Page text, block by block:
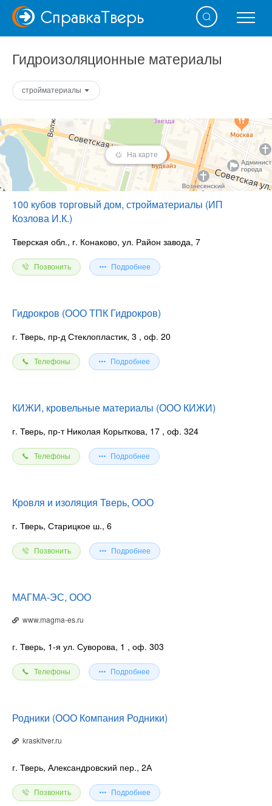
СправкаТверь
Гидроизоляционные материалы
стройматериалы
На карте
100 кубов торговый дом, стройматериалы (ИП
Козлова И.К.)
Тверская обл., г. Конаково, ул. Район завода, 7
Позвонить Подробнее
Гидрокров (ООО ТПК Гидрокров)
г. Тверь, пр-д Стеклопластик, 3 , оф. 20
Телефоны Подробнее
КИЖИ, кровельные материалы (ООО КИЖИ)
г. Тверь, пр-т Николая Корыткова, 17 , оф. 324
Телефоны Подробнее
Кровля и изоляция Тверь, ООО
г. Тверь, Старицкое ш., 6
Позвонить Подробнее
МАГМА-ЭС, ООО
www.magma-es.ru
г. Тверь, 1-я ул. Суворова, 1 , оф. 303
Телефоны Подробнее
Родники (ООО Компания Родники)
kraskitver.ru
г. Тверь, Александровский пер., 2А
Позвонить Подробнее